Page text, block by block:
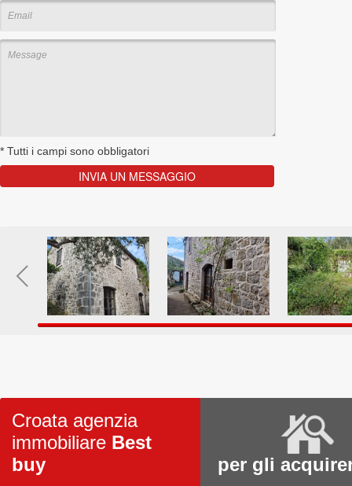
* Tutti i campi sono obbligatori
Croata agenzia
immobiliare Best
buy
per gli